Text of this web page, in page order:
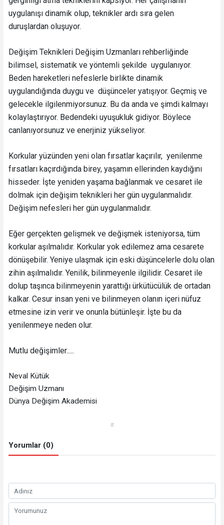
uygulanışı dinamik olup, teknikler ardı sıra gelen
duruşlardan oluşuyor.
Değişim Teknikleri Değişim Uzmanları rehberliğinde
bilimsel, sistematik ve yöntemli şekilde uygulanıyor.
Beden hareketleri nefeslerle birlikte dinamik
uygulandığında duygu ve düşünceler yatışıyor. Geçmiş ve
gelecekle ilgilenmiyorsunuz. Bu da anda ve şimdi kalmayı
kolaylaştırıyor. Bedendeki uyuşukluk gidiyor. Böylece
canlanıyorsunuz ve enerjiniz yükseliyor.
Korkular yüzünden yeni olan fırsatlar kaçırılır, yenilenme
fırsatları kaçırdığında birey, yaşamın ellerinden kaydığını
hisseder. İşte yeniden yaşama bağlanmak ve cesaret ile
dolmak için değişim teknikleri her gün uygulanmalıdır.
Değişim nefesleri her gün uygulanmalıdır.
Eğer gerçekten gelişmek ve değişmek isteniyorsa, tüm
korkular aşılmalıdır. Korkular yok edilemez ama cesarete
dönüşebilir. Yeniye ulaşmak için eski düşüncelerle dolu olan
zihin aşılmalıdır. Yenilik, bilinmeyenle ilgilidir. Cesaret ile
dolup taşınca bilinmeyenin yarattığı ürkütücülük de ortadan
kalkar. Cesur insan yeni ve bilinmeyen olanın içeri nüfuz
etmesine izin verir ve onunla bütünleşir. İşte bu da
yenilenmeye neden olur.
Mutlu değişimler.....
Neval Kütük
Değişim Uzmanı
Dünya Değişim Akademisi
#
Yorumlar (0)